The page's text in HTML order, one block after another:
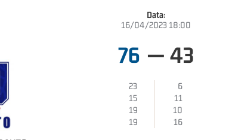
Data:
16/04/2023 18:00
76 — 43
23
6
15
11
19
10
19
16